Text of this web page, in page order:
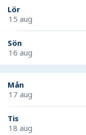
Lör
15 aug
Sön
16 aug
Mån
17 aug
Tis
18 aug